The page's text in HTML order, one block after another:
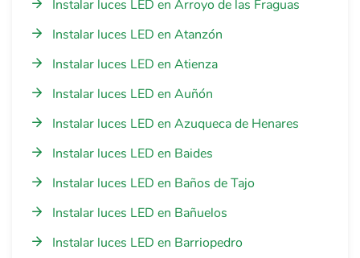
Instalar luces LED en Arroyo de las Fraguas
Instalar luces LED en Atanzón
Instalar luces LED en Atienza
Instalar luces LED en Auñón
Instalar luces LED en Azuqueca de Henares
Instalar luces LED en Baides
Instalar luces LED en Baños de Tajo
Instalar luces LED en Bañuelos
Instalar luces LED en Barriopedro